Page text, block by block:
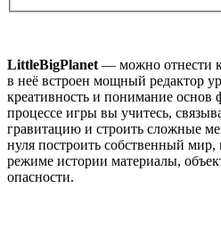
LittleBigPlanet — можно отнести
в неё встроен мощный редактор
креативность и понимание основ
процессе игры вы учитесь,
гравитацию и строить сложные
нуля построить собственный мир,
режиме истории материалы,
опасности.